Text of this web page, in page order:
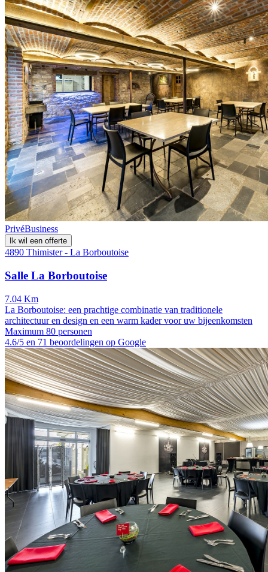
PrivéBusiness
Ik wil een offerte
4890 Thimister - La Borboutoise
Salle La Borboutoise
7.04 Km
La Borboutoise: een prachtige combinatie van traditionele
architectuur en design en een warm kader voor uw bijeenkomsten
Maximum 80 personen
4.6/5 en 71 beoordelingen op Google